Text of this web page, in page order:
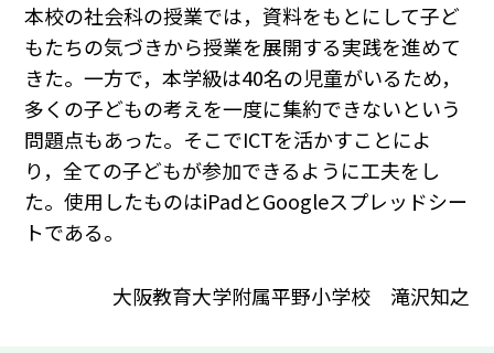
本校の社会科の授業では，資料をもとにして子ど
もたちの気づきから授業を展開する実践を進めて
きた。一方で，本学級は40名の児童がいるため，
多くの子どもの考えを一度に集約できないという
問題点もあった。そこでICTを活かすことによ
り，全ての子どもが参加できるように工夫をし
た。使用したものはiPadとGoogleスプレッドシー
トである。
大阪教育大学附属平野小学校 滝沢知之